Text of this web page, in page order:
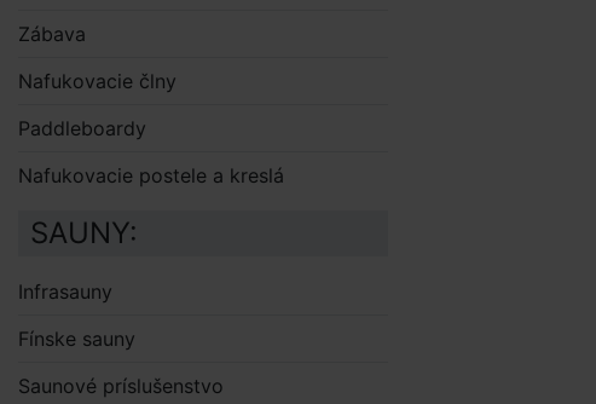
Zábava
Nafukovacie člny
Paddleboardy
Nafukovacie postele a kreslá
SAUNY:
Infrasauny
Fínske sauny
Saunové príslušenstvo